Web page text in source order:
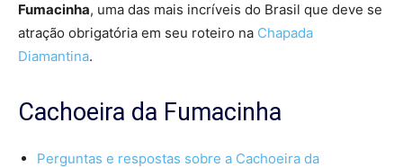
Fumacinha, uma das mais incríveis do Brasil que deve se
atração obrigatória em seu roteiro na Chapada
Diamantina.
Cachoeira da Fumacinha
Perguntas e respostas sobre a Cachoeira da